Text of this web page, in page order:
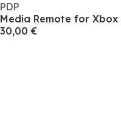
PDP
Media Remote for Xbox
30,00 €